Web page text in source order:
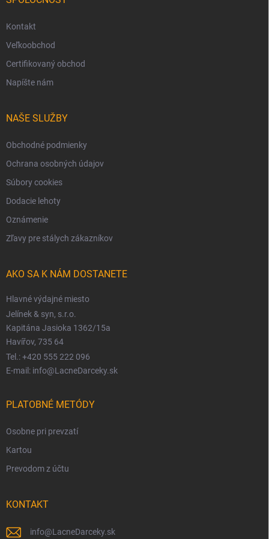
Kontakt
Veľkoobchod
Certifikovaný obchod
Napíšte nám
NAŠE SLUŽBY
Obchodné podmienky
Ochrana osobných údajov
Súbory cookies
Dodacie lehoty
Oznámenie
Zľavy pre stálych zákazníkov
AKO SA K NÁM DOSTANETE
Hlavné výdajné miesto
Jelínek & syn, s.r.o.
Kapitána Jasioka 1362/15a
Havířov, 735 64
Tel.: +420 555 222 096
E-mail: info@LacneDarceky.sk
PLATOBNÉ METÓDY
Osobne pri prevzatí
Kartou
Prevodom z účtu
KONTAKT
info@LacneDarceky.sk